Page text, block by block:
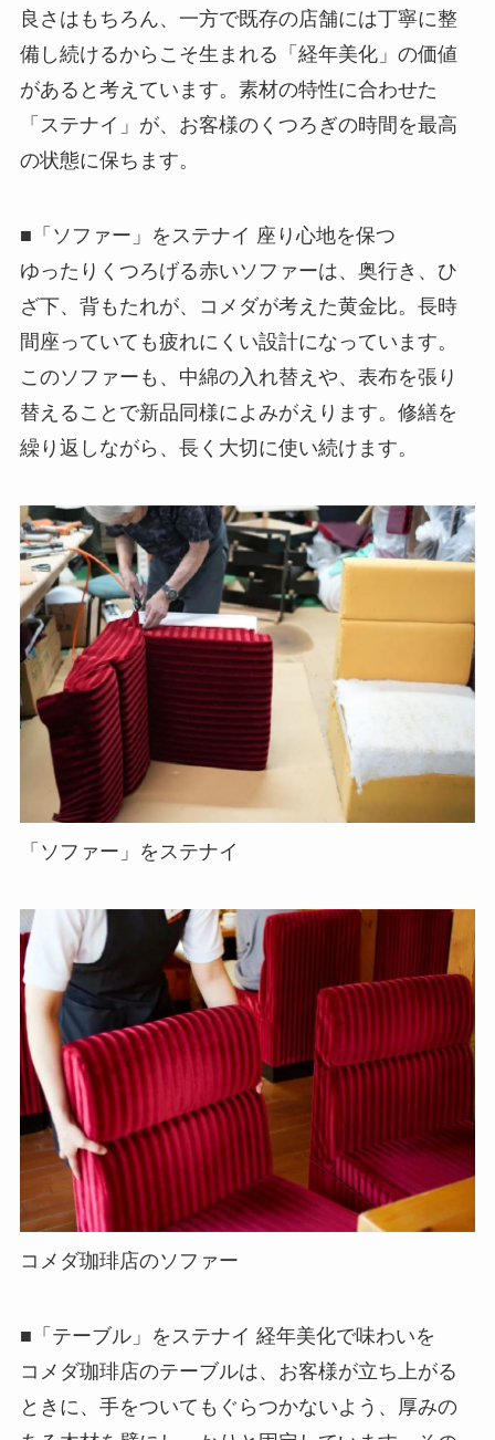
良さはもちろん、一方で既存の店舗には丁寧に整
備し続けるからこそ生まれる「経年美化」の価値
があると考えています。素材の特性に合わせた
「ステナイ」が、お客様のくつろぎの時間を最高
の状態に保ちます。
■「ソファー」をステナイ 座り心地を保つ
ゆったりくつろげる赤いソファーは、奥行き、ひ
ざ下、背もたれが、コメダが考えた黄金比。長時
間座っていても疲れにくい設計になっています。
このソファーも、中綿の入れ替えや、表布を張り
替えることで新品同様によみがえります。修繕を
繰り返しながら、長く大切に使い続けます。
「ソファー」をステナイ
コメダ珈琲店のソファー
■「テーブル」をステナイ 経年美化で味わいを
コメダ珈琲店のテーブルは、お客様が立ち上がる
ときに、手をついてもぐらつかないよう、厚みの